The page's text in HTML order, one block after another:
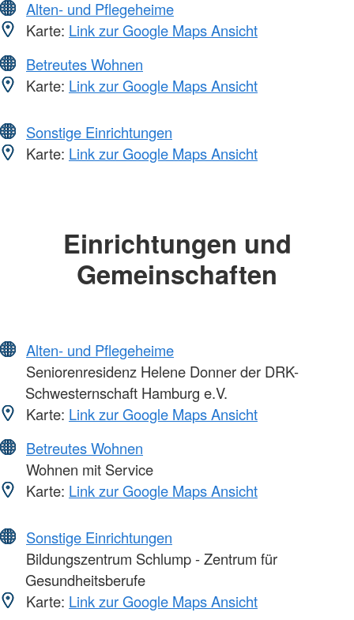
Alten- und Pflegeheime
Karte: Link zur Google Maps Ansicht
Betreutes Wohnen
Karte: Link zur Google Maps Ansicht
Sonstige Einrichtungen
Karte: Link zur Google Maps Ansicht
Einrichtungen und
Gemeinschaften
Alten- und Pflegeheime
Seniorenresidenz Helene Donner der DRK-
Schwesternschaft Hamburg e.V.
Karte: Link zur Google Maps Ansicht
Betreutes Wohnen
Wohnen mit Service
Karte: Link zur Google Maps Ansicht
Sonstige Einrichtungen
Bildungszentrum Schlump - Zentrum für
Gesundheitsberufe
Karte: Link zur Google Maps Ansicht